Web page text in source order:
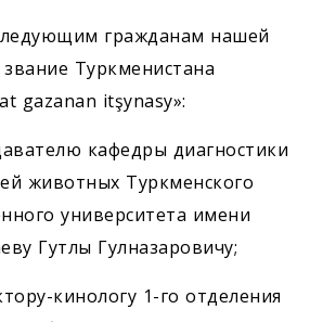
гражданам нашей
Туркменистана
gazanan itşynasy»:
кафедры диагностики
животных Туркменского
университета имени
Гутлы ­Гулназаровичу;
кинологу 1-го отделения